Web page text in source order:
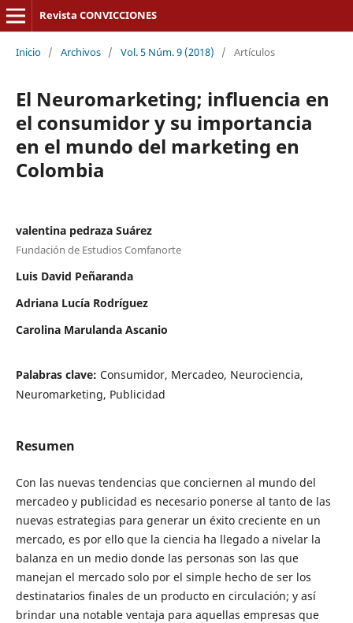
Revista CONVICCIONES
Inicio / Archivos / Vol. 5 Núm. 9 (2018) / Artículos
El Neuromarketing; influencia en
el consumidor y su importancia
en el mundo del marketing en
Colombia
valentina pedraza Suárez
Fundación de Estudios Comfanorte
Luis David Peñaranda
Adriana Lucía Rodríguez
Carolina Marulanda Ascanio
Palabras clave: Consumidor, Mercadeo, Neurociencia,
Neuromarketing, Publicidad
Resumen
Con las nuevas tendencias que conciernen al mundo del
mercadeo y publicidad es necesario ponerse al tanto de las
nuevas estrategias para generar un éxito creciente en un
mercado, es por ello que la ciencia ha llegado a nivelar la
balanza en un medio donde las personas son las que
manejan el mercado solo por el simple hecho de ser los
destinatarios finales de un producto en circulación; y así
brindar una notable ventaja para aquellas empresas que